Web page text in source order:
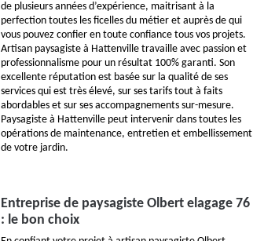
de plusieurs années d’expérience, maitrisant à la
perfection toutes les ficelles du métier et auprès de qui
vous pouvez confier en toute confiance tous vos projets.
Artisan paysagiste à Hattenville travaille avec passion et
professionnalisme pour un résultat 100% garanti. Son
excellente réputation est basée sur la qualité de ses
services qui est très élevé, sur ses tarifs tout à faits
abordables et sur ses accompagnements sur-mesure.
Paysagiste à Hattenville peut intervenir dans toutes les
opérations de maintenance, entretien et embellissement
de votre jardin.
Entreprise de paysagiste Olbert elagage 76
: le bon choix